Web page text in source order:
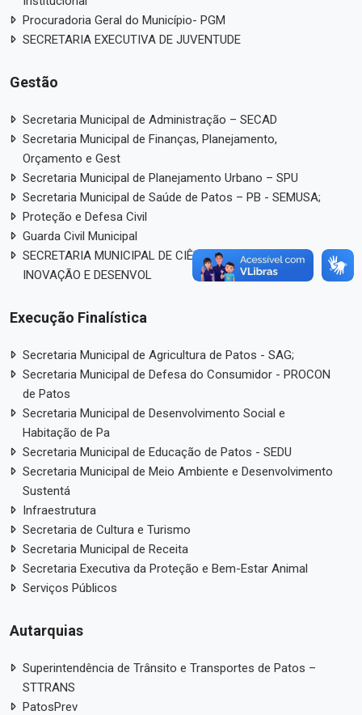
Procuradoria Geral do Município- PGM
SECRETARIA EXECUTIVA DE JUVENTUDE
Gestão
Secretaria Municipal de Administração – SECAD
Secretaria Municipal de Finanças, Planejamento,
Orçamento e Gest
Secretaria Municipal de Planejamento Urbano – SPU
Secretaria Municipal de Saúde de Patos – PB - SEMUSA;
Proteção e Defesa Civil
Guarda Civil Municipal
SECRETARIA MUNICIPAL DE CIÊNCIA, TECNOLOGIA,
INOVAÇÃO E DESENVOL
Execução Finalística
Secretaria Municipal de Agricultura de Patos - SAG;
Secretaria Municipal de Defesa do Consumidor - PROCON
de Patos
Secretaria Municipal de Desenvolvimento Social e
Habitação de Pa
Secretaria Municipal de Educação de Patos - SEDU
Secretaria Municipal de Meio Ambiente e Desenvolvimento
Sustentá
Infraestrutura
Secretaria de Cultura e Turismo
Secretaria Municipal de Receita
Secretaria Executiva da Proteção e Bem-Estar Animal
Serviços Públicos
Autarquias
Superintendência de Trânsito e Transportes de Patos –
STTRANS
PatosPrev